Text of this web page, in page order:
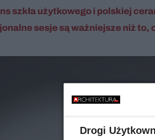
szkła użytkowego i polskiej
sesje są ważniejsze niż to,
Drogi